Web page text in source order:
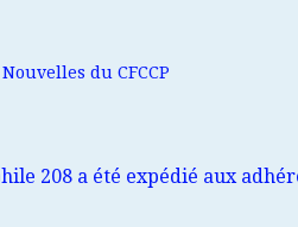
Nouvelles du CFCCP
208 a été expédié aux